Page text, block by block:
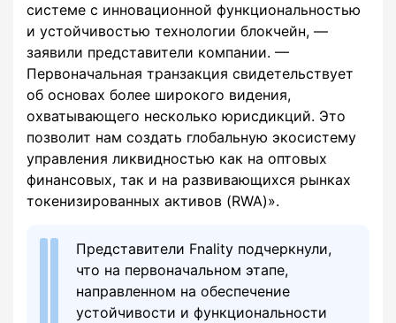
системе с инновационной функциональностью
и устойчивостью технологии блокчейн, —
заявили представители компании. —
Первоначальная транзакция свидетельствует
об основах более широкого видения,
охватывающего несколько юрисдикций. Это
позволит нам создать глобальную экосистему
управления ликвидностью как на оптовых
финансовых, так и на развивающихся рынках
токенизированных активов (RWA)».
Представители Fnality подчеркнули,
что на первоначальном этапе,
направленном на обеспечение
устойчивости и функциональности